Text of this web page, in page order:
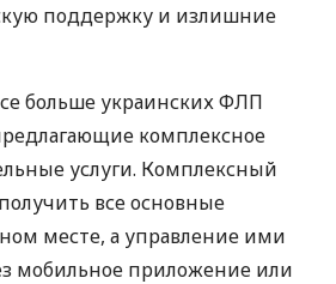
поддержку и излишние
больше украинских ФЛП
комплексное
услуги. Комплексный
все основные
месте, а управление ими
мобильное приложение или